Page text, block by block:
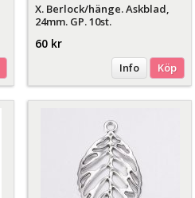
X. Berlock/hänge. Askblad,
24mm. GP. 10st.
60 kr
Info Köp